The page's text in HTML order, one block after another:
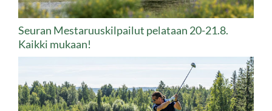
Seuran Mestaruuskilpailut pelataan 20-21.8.
Kaikki mukaan!